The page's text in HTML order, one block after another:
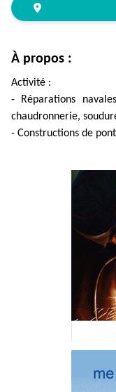
À propos :
Activité :
- Réparations
chaudronnerie,
- Constructions de